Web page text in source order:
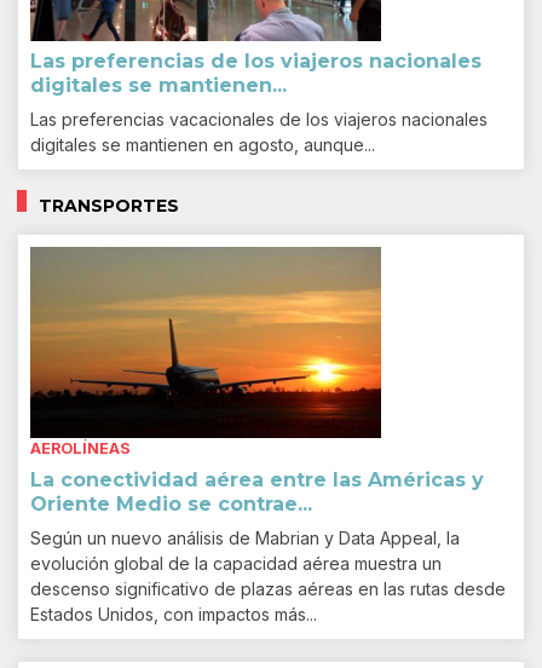
Las preferencias de los viajeros nacionales
digitales se mantienen...
Las preferencias vacacionales de los viajeros nacionales
digitales se mantienen en agosto, aunque...
TRANSPORTES
AEROLÍNEAS
La conectividad aérea entre las Américas y
Oriente Medio se contrae...
Según un nuevo análisis de Mabrian y Data Appeal, la
evolución global de la capacidad aérea muestra un
descenso significativo de plazas aéreas en las rutas desde
Estados Unidos, con impactos más...